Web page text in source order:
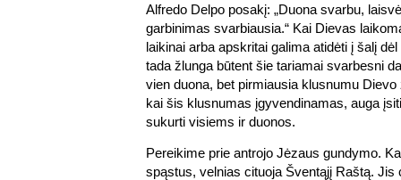
Alfredo Delpo posakį: „Duona svarbu,
garbinimas svarbiausia.“ Kai Dievas
laikinai arba apskritai galima atidėti į šalį
tada žlunga būtent šie tariamai svarbesni
vien duona, bet pirmiausia klusnumu
kai šis klusnumas įgyvendinamas, auga
sukurti visiems ir duonos.
Pereikime prie antrojo Jėzaus gundymo.
spąstus, velnias cituoja Šventąjį Raštą. Jis